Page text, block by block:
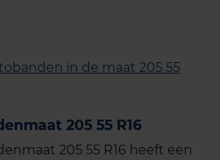
in de maat 205 55
205 55 R16
205 55 R16 heeft een